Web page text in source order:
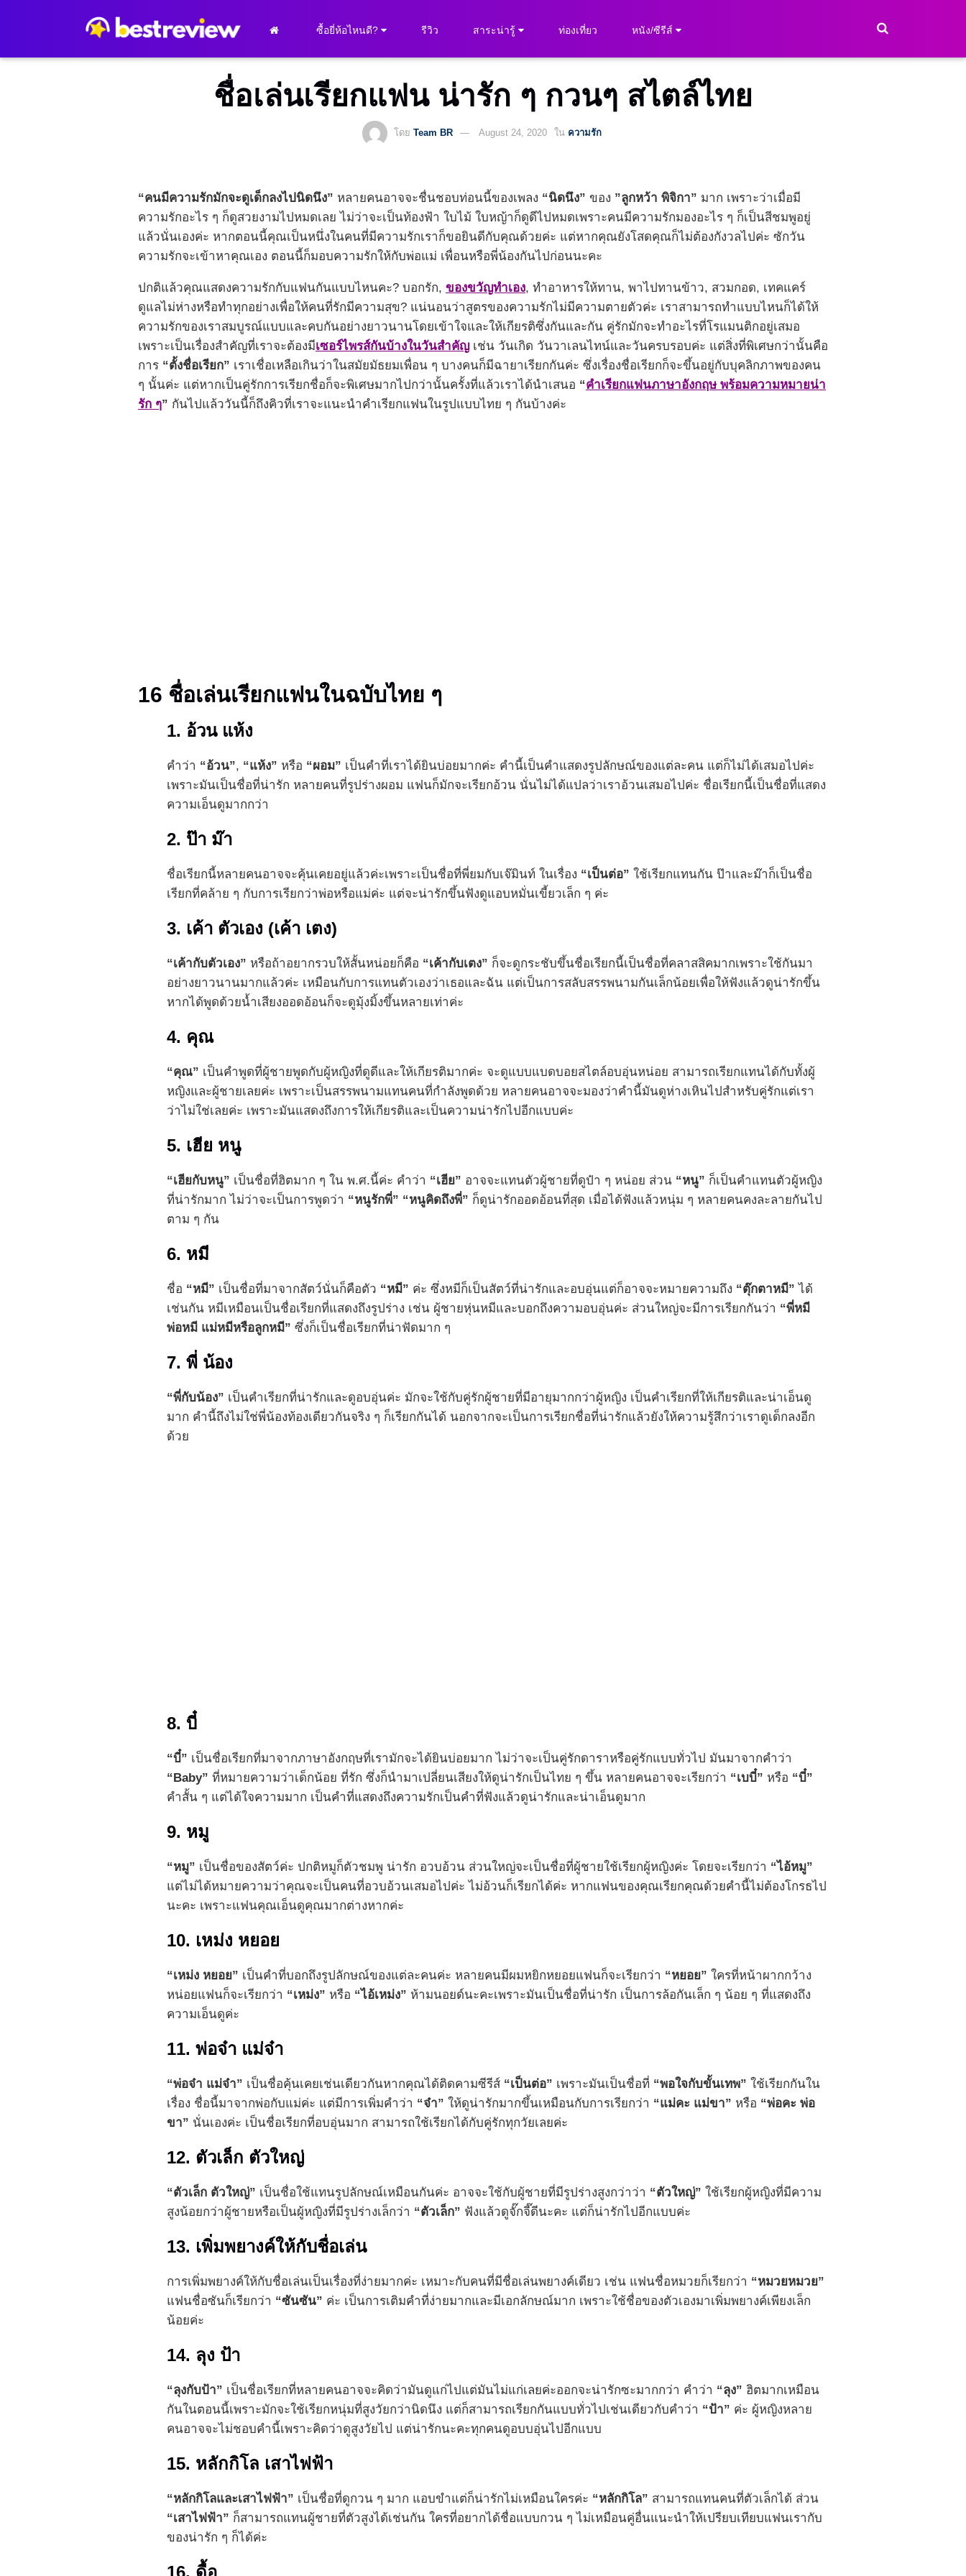
ซื้อยี่ห้อไหนดี? รีวิว สาระน่ารู้ ท่องเที่ยว หนัง/ซีรีส์
ชื่อเล่นเรียกแฟน น่ารัก ๆ กวนๆ สไตล์ไทย
โดย Team BR August 24, 2020 ใน ความรัก
“คนมีความรักมักจะดูเด็กลงไปนิดนึง” หลายคนอาจจะชื่นชอบท่อนนี้ของเพลง “นิดนึง” ของ ”ลูกหว้า พิจิกา” มาก เพราะว่าเมื่อมี
ความรักอะไร ๆ ก็ดูสวยงามไปหมดเลย ไม่ว่าจะเป็นท้องฟ้า ใบไม้ ใบหญ้าก็ดูดีไปหมดเพราะคนมีความรักมองอะไร ๆ ก็เป็นสีชมพูอยู่
แล้วนั่นเองค่ะ หากตอนนี้คุณเป็นหนึ่งในคนที่มีความรักเราก็ขอยินดีกับคุณด้วยค่ะ แต่หากคุณยังโสดคุณก็ไม่ต้องกังวลไปค่ะ ซักวัน
ความรักจะเข้าหาคุณเอง ตอนนี้ก็มอบความรักให้กับพ่อแม่ เพื่อนหรือพี่น้องกันไปก่อนนะคะ
ปกติแล้วคุณแสดงความรักกับแฟนกันแบบไหนคะ? บอกรัก, ของขวัญทำเอง, ทำอาหารให้ทาน, พาไปทานข้าว, สวมกอด, เทคแคร์
ดูแลไม่ห่างหรือทำทุกอย่างเพื่อให้คนที่รักมีความสุข? แน่นอนว่าสูตรของความรักไม่มีความตายตัวค่ะ เราสามารถทำแบบไหนก็ได้ให้
ความรักของเราสมบูรณ์แบบและคบกันอย่างยาวนานโดยเข้าใจและให้เกียรติซึ่งกันและกัน คู่รักมักจะทำอะไรที่โรแมนติกอยู่เสมอ
เพราะเป็นเรื่องสำคัญที่เราจะต้องมีเซอร์ไพรส์กันบ้างในวันสำคัญเช่น วันเกิด วันวาเลนไทน์และวันครบรอบค่ะ แต่สิ่งที่พิเศษกว่านั้นคือ
การ “ตั้งชื่อเรียก” เราเชื่อเหลือเกินว่าในสมัยมัธยมเพื่อน ๆ บางคนก็มีฉายาเรียกกันค่ะ ซึ่งเรื่องชื่อเรียกก็จะขึ้นอยู่กับบุคลิกภาพของคน
ๆ นั้นค่ะ แต่หากเป็นคู่รักการเรียกชื่อก็จะพิเศษมากไปกว่านั้นครั้งที่แล้วเราได้นำเสนอ “คําเรียกแฟนภาษาอังกฤษ พร้อมความหมายน่า
รัก ๆ” กันไปแล้ววันนี้ก็ถึงคิวที่เราจะแนะนำคำเรียกแฟนในรูปแบบไทย ๆ กันบ้างค่ะ
16 ชื่อเล่นเรียกแฟนในฉบับไทย ๆ
1. อ้วน แห้ง
คำว่า “อ้วน”, “แห้ง” หรือ “ผอม” เป็นคำที่เราได้ยินบ่อยมากค่ะ คำนี้เป็นคำแสดงรูปลักษณ์ของแต่ละคน แต่ก็ไม่ได้เสมอไปค่ะ
เพราะมันเป็นชื่อที่น่ารัก หลายคนที่รูปร่างผอม แฟนก็มักจะเรียกอ้วน นั่นไม่ได้แปลว่าเราอ้วนเสมอไปค่ะ ชื่อเรียกนี้เป็นชื่อที่แสดง
ความเอ็นดูมากกว่า
2. ป๊า ม๊า
ชื่อเรียกนี้หลายคนอาจจะคุ้นเคยอยู่แล้วค่ะเพราะเป็นชื่อที่พี่ยมกับเจ๊มินท์ ในเรื่อง “เป็นต่อ” ใช้เรียกแทนกัน ป๊าและม๊าก็เป็นชื่อ
เรียกที่คล้าย ๆ กับการเรียกว่าพ่อหรือแม่ค่ะ แต่จะน่ารักขึ้นฟังดูแอบหมั่นเขี้ยวเล็ก ๆ ค่ะ
3. เค้า ตัวเอง (เค้า เตง)
“เค้ากับตัวเอง” หรือถ้าอยากรวบให้สั้นหน่อยก็คือ “เค้ากับเตง” ก็จะดูกระชับขึ้นชื่อเรียกนี้เป็นชื่อที่คลาสสิคมากเพราะใช้กันมา
อย่างยาวนานมากแล้วค่ะ เหมือนกับการแทนตัวเองว่าเธอและฉัน แต่เป็นการสลับสรรพนามกันเล็กน้อยเพื่อให้ฟังแล้วดูน่ารักขึ้น
หากได้พูดด้วยน้ำเสียงออดอ้อนก็จะดูมุ้งมิ้งขึ้นหลายเท่าค่ะ
4. คุณ
“คุณ” เป็นคำพูดที่ผู้ชายพูดกับผู้หญิงที่ดูดีและให้เกียรติมากค่ะ จะดูแบบแบดบอยสไตล์อบอุ่นหน่อย สามารถเรียกแทนได้กับทั้งผู้
หญิงและผู้ชายเลยค่ะ เพราะเป็นสรรพนามแทนคนที่กำลังพูดด้วย หลายคนอาจจะมองว่าคำนี้มันดูห่างเหินไปสำหรับคู่รักแต่เรา
ว่าไม่ใช่เลยค่ะ เพราะมันแสดงถึงการให้เกียรติและเป็นความน่ารักไปอีกแบบค่ะ
5. เฮีย หนู
“เฮียกับหนู” เป็นชื่อที่ฮิตมาก ๆ ใน พ.ศ.นี้ค่ะ คำว่า “เฮีย” อาจจะแทนตัวผู้ชายที่ดูป๋า ๆ หน่อย ส่วน “หนู” ก็เป็นคำแทนตัวผู้หญิง
ที่น่ารักมาก ไม่ว่าจะเป็นการพูดว่า “หนูรักพี่” “หนูคิดถึงพี่” ก็ดูน่ารักออดอ้อนที่สุด เมื่อได้ฟังแล้วหนุ่ม ๆ หลายคนคงละลายกันไป
ตาม ๆ กัน
6. หมี
ชื่อ “หมี” เป็นชื่อที่มาจากสัตว์นั่นก็คือตัว “หมี” ค่ะ ซึ่งหมีก็เป็นสัตว์ที่น่ารักและอบอุ่นแต่ก็อาจจะหมายความถึง “ตุ๊กตาหมี” ได้
เช่นกัน หมีเหมือนเป็นชื่อเรียกที่แสดงถึงรูปร่าง เช่น ผู้ชายหุ่นหมีและบอกถึงความอบอุ่นค่ะ ส่วนใหญ่จะมีการเรียกกันว่า “พี่หมี
พ่อหมี แม่หมีหรือลูกหมี” ซึ่งก็เป็นชื่อเรียกที่น่าฟัดมาก ๆ
7. พี่ น้อง
“พี่กับน้อง” เป็นคำเรียกที่น่ารักและดูอบอุ่นค่ะ มักจะใช้กับคู่รักผู้ชายที่มีอายุมากกว่าผู้หญิง เป็นคำเรียกที่ให้เกียรติและน่าเอ็นดู
มาก คำนี้ถึงไม่ใช่พี่น้องท้องเดียวกันจริง ๆ ก็เรียกกันได้ นอกจากจะเป็นการเรียกชื่อที่น่ารักแล้วยังให้ความรู้สึกว่าเราดูเด็กลงอีก
ด้วย
8. บี๋
“บี๋” เป็นชื่อเรียกที่มาจากภาษาอังกฤษที่เรามักจะได้ยินบ่อยมาก ไม่ว่าจะเป็นคู่รักดาราหรือคู่รักแบบทั่วไป มันมาจากคำว่า
“Baby” ที่หมายความว่าเด็กน้อย ที่รัก ซึ่งก็นำมาเปลี่ยนเสียงให้ดูน่ารักเป็นไทย ๆ ขึ้น หลายคนอาจจะเรียกว่า “เบบี๋” หรือ “บี๋”
คำสั้น ๆ แต่ได้ใจความมาก เป็นคำที่แสดงถึงความรักเป็นคำที่ฟังแล้วดูน่ารักและน่าเอ็นดูมาก
9. หมู
“หมู” เป็นชื่อของสัตว์ค่ะ ปกติหมูก็ตัวชมพู น่ารัก อวบอ้วน ส่วนใหญ่จะเป็นชื่อที่ผู้ชายใช้เรียกผู้หญิงค่ะ โดยจะเรียกว่า “ไอ้หมู”
แต่ไม่ได้หมายความว่าคุณจะเป็นคนที่อวบอ้วนเสมอไปค่ะ ไม่อ้วนก็เรียกได้ค่ะ หากแฟนของคุณเรียกคุณด้วยคำนี้ไม่ต้องโกรธไป
นะคะ เพราะแฟนคุณเอ็นดูคุณมากต่างหากค่ะ
10. เหม่ง หยอย
“เหม่ง หยอย” เป็นคำที่บอกถึงรูปลักษณ์ของแต่ละคนค่ะ หลายคนมีผมหยิกหยอยแฟนก็จะเรียกว่า “หยอย” ใครที่หน้าผากกว้าง
หน่อยแฟนก็จะเรียกว่า “เหม่ง” หรือ “ไอ้เหม่ง” ห้ามนอยด์นะคะเพราะมันเป็นชื่อที่น่ารัก เป็นการล้อกันเล็ก ๆ น้อย ๆ ที่แสดงถึง
ความเอ็นดูค่ะ
11. พ่อจ๋า แม่จ๋า
“พ่อจ๋า แม่จ๋า” เป็นชื่อคุ้นเคยเช่นเดียวกันหากคุณได้ติดคามซีรีส์ “เป็นต่อ” เพราะมันเป็นชื่อที่ “พอใจกับขั้นเทพ” ใช้เรียกกันใน
เรื่อง ชื่อนี้มาจากพ่อกับแม่ค่ะ แต่มีการเพิ่มคำว่า “จ๋า” ให้ดูน่ารักมากขึ้นเหมือนกับการเรียกว่า “แม่คะ แม่ขา” หรือ “พ่อคะ พ่อ
ขา” นั่นเองค่ะ เป็นชื่อเรียกที่อบอุ่นมาก สามารถใช้เรียกได้กับคู่รักทุกวัยเลยค่ะ
12. ตัวเล็ก ตัวใหญ่
“ตัวเล็ก ตัวใหญ่” เป็นชื่อใช้แทนรูปลักษณ์เหมือนกันค่ะ อาจจะใช้กับผู้ชายที่มีรูปร่างสูงกว่าว่า “ตัวใหญ่” ใช้เรียกผู้หญิงที่มีความ
สูงน้อยกว่าผู้ชายหรือเป็นผู้หญิงที่มีรูปร่างเล็กว่า “ตัวเล็ก” ฟังแล้วดูจั๊กจี๊ดีนะคะ แต่ก็น่ารักไปอีกแบบค่ะ
13. เพิ่มพยางค์ให้กับชื่อเล่น
การเพิ่มพยางค์ให้กับชื่อเล่นเป็นเรื่องที่ง่ายมากค่ะ เหมาะกับคนที่มีชื่อเล่นพยางค์เดียว เช่น แฟนชื่อหมวยก็เรียกว่า “หมวยหมวย”
แฟนชื่อซันก็เรียกว่า “ซันซัน” ค่ะ เป็นการเติมคำที่ง่ายมากและมีเอกลักษณ์มาก เพราะใช้ชื่อของตัวเองมาเพิ่มพยางค์เพียงเล็ก
น้อยค่ะ
14. ลุง ป้า
“ลุงกับป้า” เป็นชื่อเรียกที่หลายคนอาจจะคิดว่ามันดูแก่ไปแต่มันไม่แก่เลยค่ะออกจะน่ารักซะมากกว่า คำว่า “ลุง” ฮิตมากเหมือน
กันในตอนนี้เพราะมักจะใช้เรียกหนุ่มที่สูงวัยกว่านิดนึง แต่ก็สามารถเรียกกันแบบทั่วไปเช่นเดียวกับคำว่า “ป้า” ค่ะ ผู้หญิงหลาย
คนอาจจะไม่ชอบคำนี้เพราะคิดว่าดูสูงวัยไป แต่น่ารักนะคะทุกคนดูอบบอุ่นไปอีกแบบ
15. หลักกิโล เสาไฟฟ้า
“หลักกิโลและเสาไฟฟ้า” เป็นชื่อที่ดูกวน ๆ มาก แอบขำแต่ก็น่ารักไม่เหมือนใครค่ะ “หลักกิโล” สามารถแทนคนที่ตัวเล็กได้ ส่วน
“เสาไฟฟ้า” ก็สามารถแทนผู้ชายที่ตัวสูงได้เช่นกัน ใครที่อยากได้ชื่อแบบกวน ๆ ไม่เหมือนคู่อื่นแนะนำให้เปรียบเทียบแฟนเรากับ
ของน่ารัก ๆ ก็ได้ค่ะ